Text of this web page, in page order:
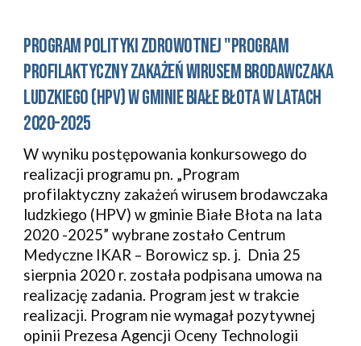
PROGRAM POLITYKI ZDROWOTNEJ "PROGRAM
PROFILAKTYCZNY ZAKAŻEŃ WIRUSEM BRODAWCZAKA
LUDZKIEGO (HPV) W GMINIE BIAŁE BŁOTA W LATACH
2020-2025
W wyniku postępowania konkursowego do
realizacji programu pn. „Program
profilaktyczny zakażeń wirusem brodawczaka
ludzkiego (HPV) w gminie Białe Błota na lata
2020 -2025” wybrane zostało Centrum
Medyczne IKAR – Borowicz sp. j.  Dnia 25
sierpnia 2020 r. została podpisana umowa na
realizację zadania. Program jest w trakcie
realizacji. Program nie wymagał pozytywnej
opinii Prezesa Agencji Oceny Technologii